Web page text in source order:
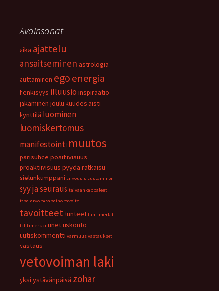
Avainsanat
aika ajattelu
ansaitseminen astrologia
auttaminen egoenergia
henkisyys illuusio inspiraatio
jakaminen joulu kuudes aisti
kynttilä luominen
luomiskertomus
manifestointi muutos
parisuhde positiivisuus
proaktiivisuus pyydä ratkaisu
sielunkumppani siivous sisustaminen
syy ja seuraus taivaankappaleet
tasa-arvo tasapaino tavoite
tavoitteettunteet tähtimerkit
tähtimerkki unetuskonto
uutiskommentti varmuus vastaukset
vastaus
vetovoiman laki
yksi ystävänpäivä zohar